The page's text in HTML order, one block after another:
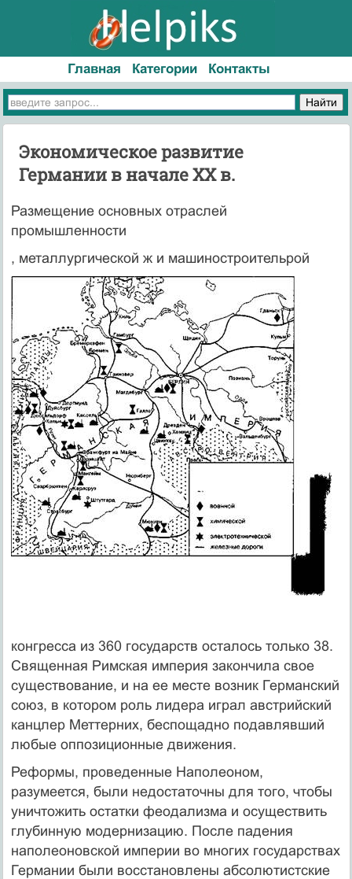
Главная Категории Контакты
Экономическое развитие
Германии в начале XX в.
Размещение основных отраслей
промышленности
, металлургической ж и машиностроительрой
конгресса из 360 государств осталось только 38.
Свя­щенная Римская империя закончила свое
существова­ние, и на ее месте возник Германский
союз, в котором роль лидера играл австрийский
канцлер Меттерних, беспощадно подавлявший
любые оппозиционные дви­жения.
Реформы, проведенные Наполеоном,
разумеется, были недостаточны для того, чтобы
уничтожить остат­ки феодализма и осуществить
глубинную модерниза­цию. После падения
наполеоновской империи во мно­гих государствах
Германии были восстановлены абсо­лютистские